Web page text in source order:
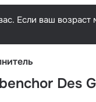
Если ваш
Des